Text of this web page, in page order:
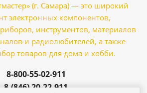
(г. Самара) — это широкий
электронных компонентов,
инструментов, материалов
и радиолюбителей, а также
товаров для дома и хобби.
8-800-55-02-911
8-(846) 20-22-911